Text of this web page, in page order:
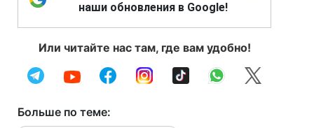
наши обновления в Google!
Или читайте нас там, где вам удобно!
Больше по теме: